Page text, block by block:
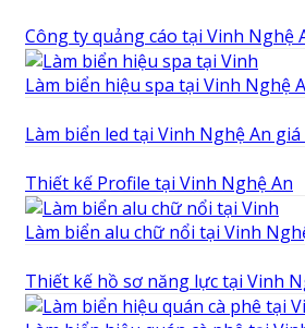
Công ty quảng cáo tại Vinh Nghệ
Làm biển hiệu spa tại Vinh Nghệ
Làm biển led tại Vinh Nghệ An
Thiết kế Profile tại Vinh Nghệ An
Làm biển alu chữ nổi tại Vinh
Thiết kế hồ sơ năng lực tại Vinh